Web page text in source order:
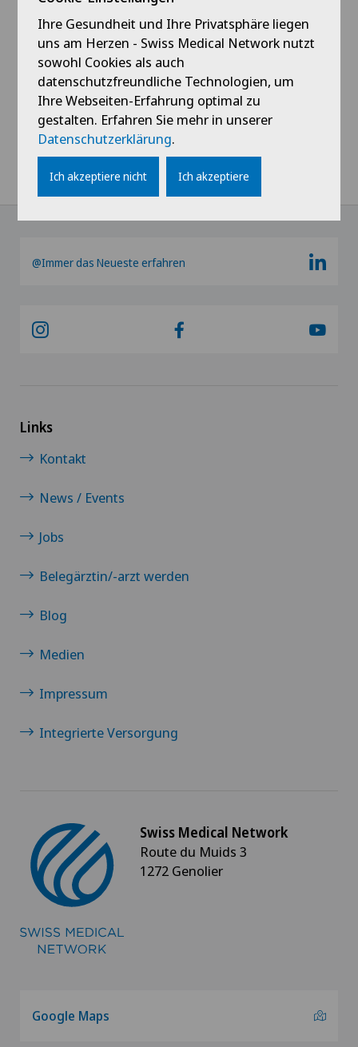
Alle anzeigen
@Immer das Neueste erfahren
Links
Kontakt
News / Events
Jobs
Belegärztin/-arzt werden
Blog
Medien
Impressum
Integrierte Versorgung
Swiss Medical Network
Route du Muids 3
1272 Genolier
Google Maps
Ihre Gesundheit und Ihre Privatsphäre liegen
uns am Herzen - Swiss Medical Network nutzt
sowohl Cookies als auch
datenschutzfreundliche Technologien, um
Ihre Webseiten-Erfahrung optimal zu
gestalten. Erfahren Sie mehr in unserer
Datenschutzerklärung.
Ich akzeptiere nicht Ich akzeptiere